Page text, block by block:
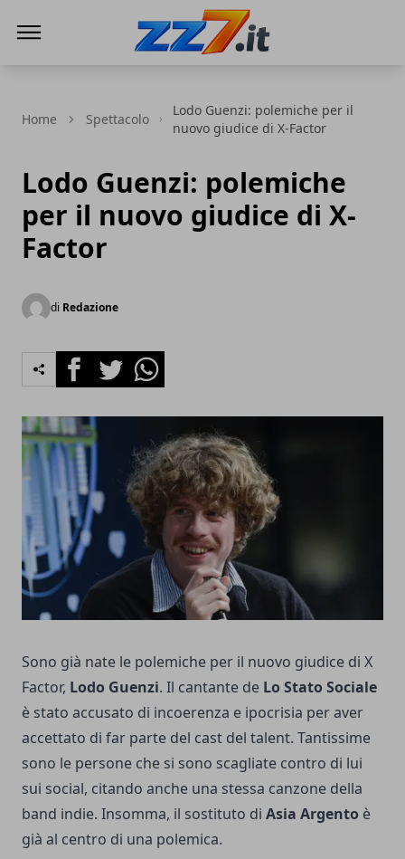
Home Spettacolo
Lodo Guenzi: polemiche per il
nuovo giudice di X-Factor
Lodo Guenzi: polemiche
per il nuovo giudice di X-
Factor
di Redazione
FacebookTwitterWhatsapp
Sono già nate le polemiche per il nuovo giudice di X
Factor, Lodo Guenzi. Il cantante de Lo Stato Sociale
è stato accusato di incoerenza e ipocrisia per aver
accettato di far parte del cast del talent. Tantissime
sono le persone che si sono scagliate contro di lui
sui social, citando anche una stessa canzone della
band indie. Insomma, il sostituto di Asia Argento è
già al centro di una polemica.